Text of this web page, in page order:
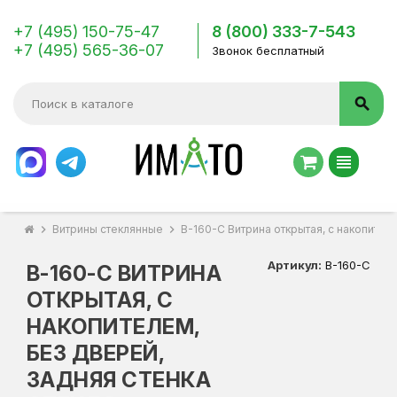
+7 (495) 150-75-47
+7 (495) 565-36-07
8 (800) 333-7-543
Звонок бесплатный
search
view_headline
chevron_right Витрины стеклянные chevron_right В-160-С Витрина открытая, с
В-160-С ВИТРИНА
ОТКРЫТАЯ, С
НАКОПИТЕЛЕМ,
БЕЗ ДВЕРЕЙ,
ЗАДНЯЯ СТЕНКА
Артикул: В-160-С